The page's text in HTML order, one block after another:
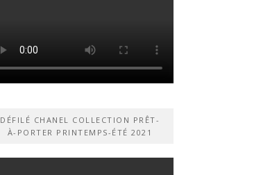
DÉFILÉ CHANEL COLLECTION PRÊT-
À-PORTER PRINTEMPS-ÉTÉ 2021